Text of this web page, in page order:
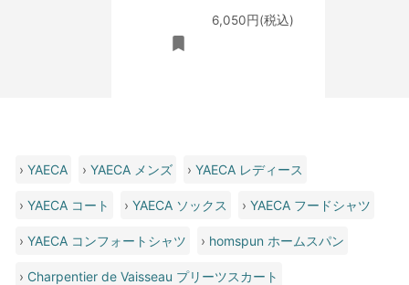
6,050円(税込)
›YAECA ›YAECA メンズ ›YAECA レディース
›YAECA コート ›YAECA ソックス ›YAECA フードシャツ
›YAECA コンフォートシャツ › homspun ホームスパン
› Charpentier de Vaisseau プリーツスカート